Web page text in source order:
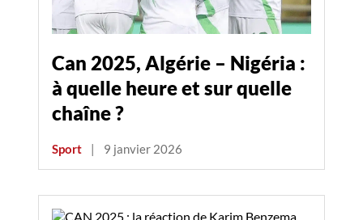
Can 2025, Algérie – Nigéria :
à quelle heure et sur quelle
chaîne ?
Sport | 9 janvier 2026